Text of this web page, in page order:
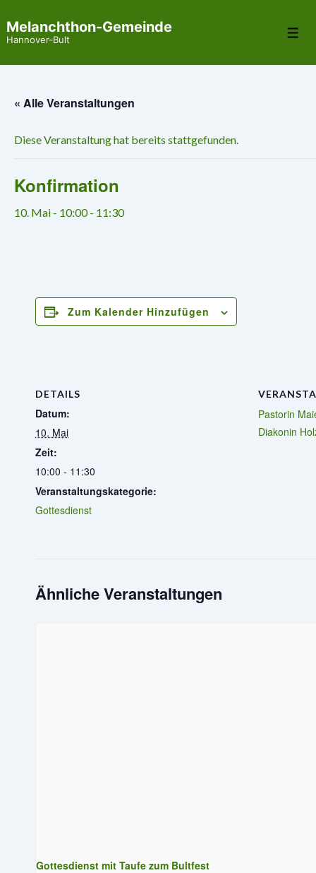
Zum
Melanchthon-Gemeinde
Hannover-Bult
« Alle Veranstaltungen
Diese Veranstaltung hat bereits stattgefunden.
Konfirmation
10. Mai - 10:00- 11:30
Zum Kalender Hinzufügen
DETAILS
Datum:
10. Mai
Zeit:
10:00 - 11:30
Veranstaltungskategorie:
Gottesdienst
Pastorin
Diakonin
Ähnliche Veranstaltungen
Gottesdienst mit Taufe zum Bultfest